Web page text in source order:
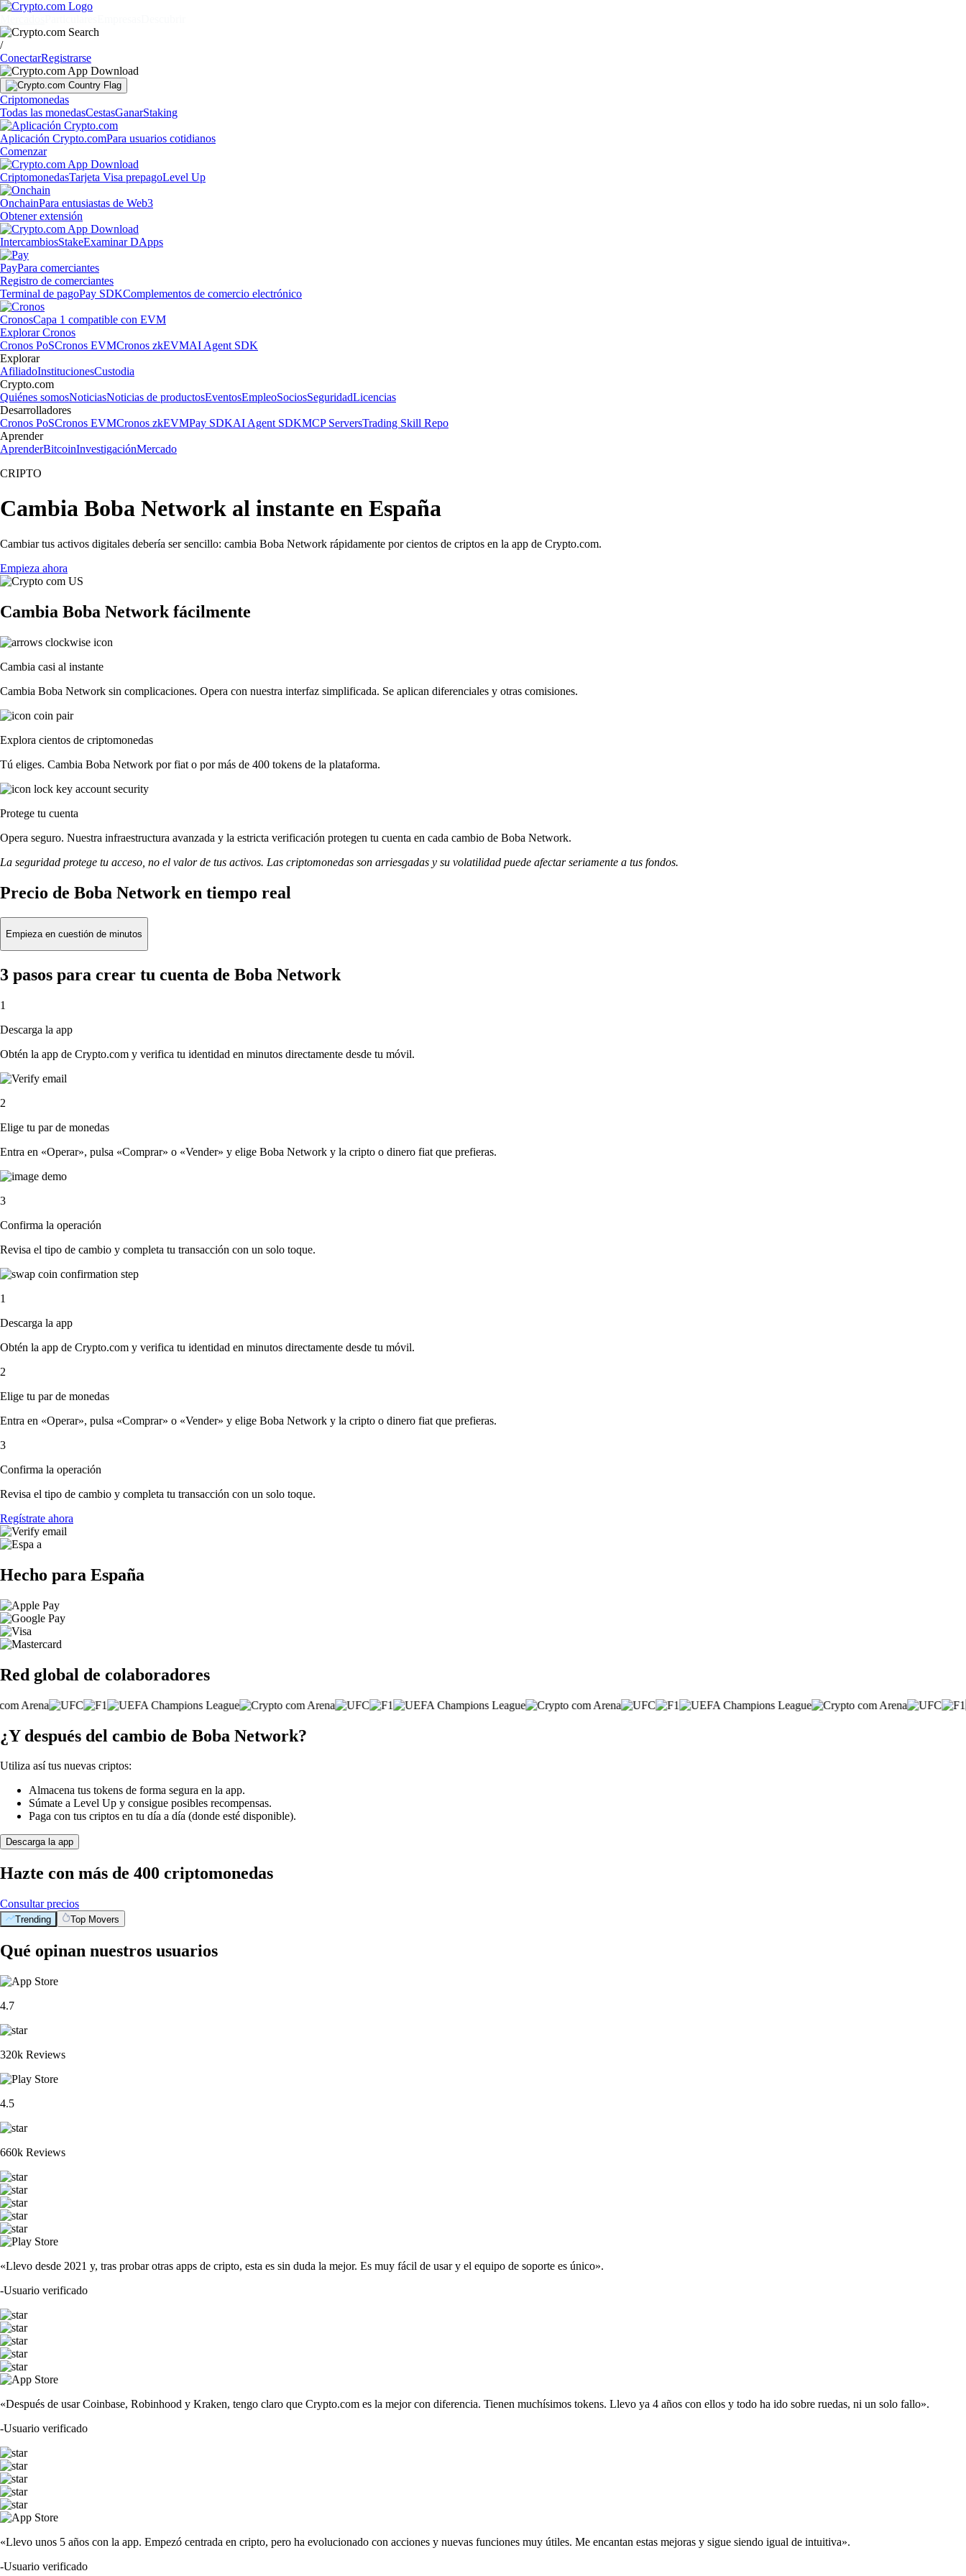
/
ConectarRegistrarse
Criptomonedas
Todas las monedasCestasGanarStaking
Aplicación Crypto.comPara usuarios cotidianos
Comenzar
CriptomonedasTarjeta Visa prepagoLevel Up
OnchainPara entusiastas de Web3
Obtener extensión
IntercambiosStakeExaminar DApps
PayPara comerciantes
Registro de comerciantes
Terminal de pagoPay SDKComplementos de comercio electrónico
CronosCapa 1 compatible con EVM
Explorar Cronos
Cronos PoSCronos EVMCronos zkEVMAI Agent SDK
Explorar
AfiliadoInstitucionesCustodia
Crypto.com
Quiénes somosNoticiasNoticias de productosEventosEmpleoSociosSeguridadLicencias
Desarrolladores
Cronos PoSCronos EVMCronos zkEVMPay SDKAI Agent SDKMCP ServersTrading Skill Repo
Aprender
AprenderBitcoinInvestigaciónMercado
CRIPTO
Cambia Boba Network al instante en España
Cambiar tus activos digitales debería ser sencillo: cambia Boba Network rápidamente por cientos de criptos en la app de Crypto.com.
Empieza ahora
Cambia Boba Network fácilmente
Cambia casi al instante
Cambia Boba Network sin complicaciones. Opera con nuestra interfaz simplificada. Se aplican diferenciales y otras comisiones.
Explora cientos de criptomonedas
Tú eliges. Cambia Boba Network por fiat o por más de 400 tokens de la plataforma.
Protege tu cuenta
Opera seguro. Nuestra infraestructura avanzada y la estricta verificación protegen tu cuenta en cada cambio de Boba Network.
La seguridad protege tu acceso, no el valor de tus activos. Las criptomonedas son arriesgadas y su volatilidad puede afectar seriamente a tus fondos.
Precio de Boba Network en tiempo real
Empieza en cuestión de minutos
3 pasos para crear tu cuenta de Boba Network
1
Descarga la app
Obtén la app de Crypto.com y verifica tu identidad en minutos directamente desde tu móvil.
2
Elige tu par de monedas
Entra en «Operar», pulsa «Comprar» o «Vender» y elige Boba Network y la cripto o dinero fiat que prefieras.
3
Confirma la operación
Revisa el tipo de cambio y completa tu transacción con un solo toque.
1
Descarga la app
Obtén la app de Crypto.com y verifica tu identidad en minutos directamente desde tu móvil.
2
Elige tu par de monedas
Entra en «Operar», pulsa «Comprar» o «Vender» y elige Boba Network y la cripto o dinero fiat que prefieras.
3
Confirma la operación
Revisa el tipo de cambio y completa tu transacción con un solo toque.
Regístrate ahora
Hecho para España
Red global de colaboradores
¿Y después del cambio de Boba Network?
Utiliza así tus nuevas criptos:
Almacena tus tokens de forma segura en la app.
Súmate a Level Up y consigue posibles recompensas.
Paga con tus criptos en tu día a día (donde esté disponible).
Descarga la app
Hazte con más de 400 criptomonedas
Consultar precios
Trending Top Movers
Qué opinan nuestros usuarios
4.7
320k Reviews
4.5
660k Reviews
«Llevo desde 2021 y, tras probar otras apps de cripto, esta es sin duda la mejor. Es muy fácil de usar y el equipo de soporte es único».
-Usuario verificado
«Después de usar Coinbase, Robinhood y Kraken, tengo claro que Crypto.com es la mejor con diferencia. Tienen muchísimos tokens. Llevo ya 4 años con ellos y todo ha ido sobre ruedas, ni un solo fallo».
-Usuario verificado
«Llevo unos 5 años con la app. Empezó centrada en cripto, pero ha evolucionado con acciones y nuevas funciones muy útiles. Me encantan estas mejoras y sigue siendo igual de intuitiva».
-Usuario verificado